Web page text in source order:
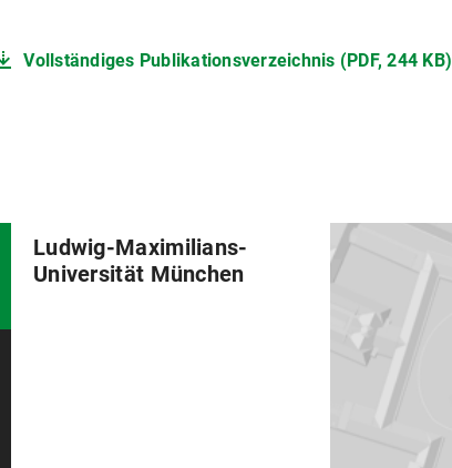
Vollständiges Publikationsverzeichnis (PDF, 244 KB)
Ludwig-Maximilians-
Universität München